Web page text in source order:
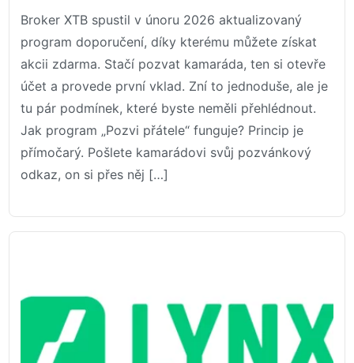
Broker XTB spustil v únoru 2026 aktualizovaný
program doporučení, díky kterému můžete získat
akcii zdarma. Stačí pozvat kamaráda, ten si otevře
účet a provede první vklad. Zní to jednoduše, ale je
tu pár podmínek, které byste neměli přehlédnout.
Jak program „Pozvi přátele“ funguje? Princip je
přímočarý. Pošlete kamarádovi svůj pozvánkový
odkaz, on si přes něj […]